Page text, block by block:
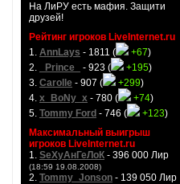
На ЛиРУ есть мафия. Защити
друзей!
Рейтинг игроков LiveInternet.ru
1. AnnLays - 1811 ( +67)
2.
_Prince_ - 923 ( +195)
3. Carolle - 907 ( +299)
4. x_BoNy_x - 780 ( +74)
5. Tommy Ford - 746 ( +123)
Максимальный выигрыш
игроков LiveInternet.ru
1. SeXyАнГеЛоК - 396 000 Лир
(18:59 19.08.2008)
2. Tommy_Jonson - 139 050 Лир